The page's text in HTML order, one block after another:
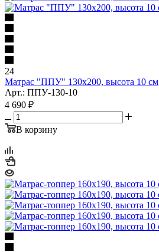
24
Матрас "ППУ" 130x200, высота 10 см
Арт.: ППУ-130-10
4 690 ₽
В корзину